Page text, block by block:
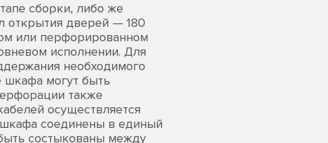
сборки, либо же
открытия дверей — 180
или перфорированном
исполнении. Для
необходимого
шкафа могут быть
также
осуществляется
соединены в единый
состыкованы между